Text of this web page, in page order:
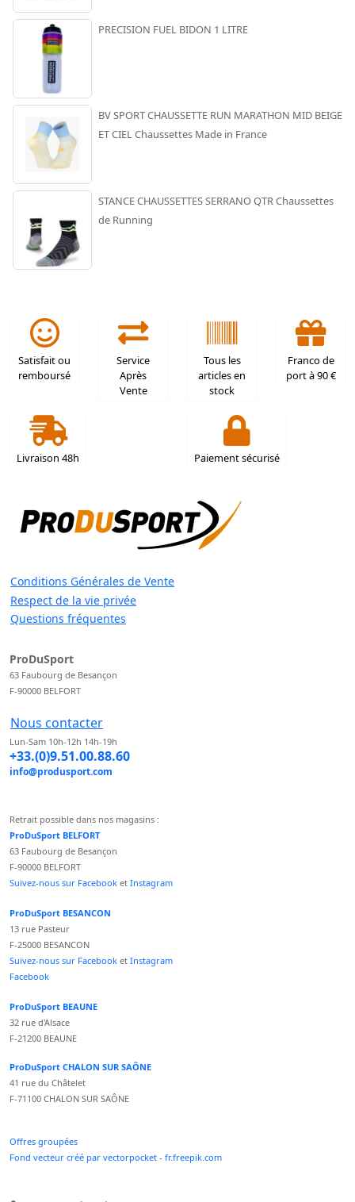
PRECISION FUEL BIDON 1 LITRE
BV SPORT CHAUSSETTE RUN MARATHON MID BEIGE
ET CIEL Chaussettes Made in France
STANCE CHAUSSETTES SERRANO QTR Chaussettes
de Running
Satisfait ou
remboursé
Service
Après
Vente
Tous les
articles en
stock
Franco de
port à 90 €
Livraison 48h Paiement sécurisé
Conditions Générales de Vente
Respect de la vie privée
Questions fréquentes
ProDuSport
63 Faubourg de Besançon
F-90000 BELFORT
Nous contacter
Lun-Sam 10h-12h 14h-19h
+33.(0)9.51.00.88.60
info@produsport.com
Retrait possible dans nos magasins :
ProDuSport BELFORT
63 Faubourg de Besançon
F-90000 BELFORT
Suivez-nous sur Facebook et Instagram
ProDuSport BESANCON
13 rue Pasteur
F-25000 BESANCON
Suivez-nous sur Facebook et Instagram
Facebook
ProDuSport BEAUNE
32 rue d'Alsace
F-21200 BEAUNE
ProDuSport CHALON SUR SAÔNE
41 rue du Châtelet
F-71100 CHALON SUR SAÔNE
Offres groupées
Fond vecteur créé par vectorpocket - fr.freepik.com